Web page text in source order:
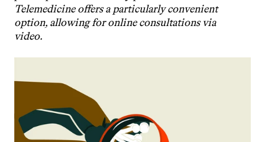
Telemedicine offers a particularly convenient
option, allowing for online consultations via
video.